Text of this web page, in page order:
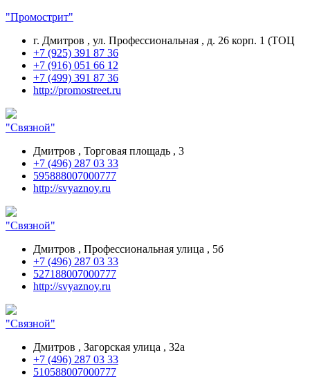
"Промострит"
г. Дмитров , ул. Профессиональная , д. 26 корп. 1 (ТОЦ
+7 (925) 391 87 36
+7 (916) 051 66 12
+7 (499) 391 87 36
http://promostreet.ru
"Связной"
Дмитров , Торговая площадь , 3
+7 (496) 287 03 33
595888007000777
http://svyaznoy.ru
"Связной"
Дмитров , Профессиональная улица , 5б
+7 (496) 287 03 33
527188007000777
http://svyaznoy.ru
"Связной"
Дмитров , Загорская улица , 32а
+7 (496) 287 03 33
510588007000777